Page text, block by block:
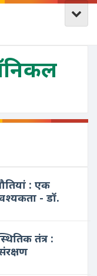
: एक
- डॉ.
तंत्र :